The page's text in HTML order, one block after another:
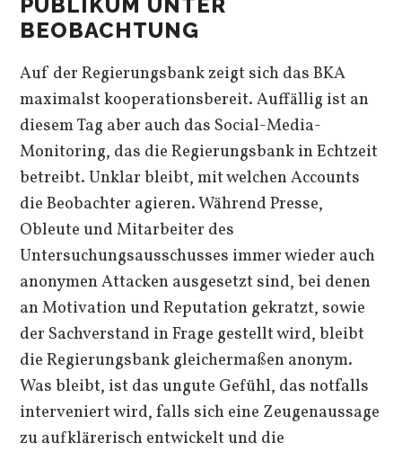
PUBLIKUM UNTER
BEOBACHTUNG
Auf der Regierungsbank zeigt sich das BKA
maximalst kooperationsbereit. Auffällig ist an
diesem Tag aber auch das Social-Media-
Monitoring, das die Regierungsbank in Echtzeit
betreibt. Unklar bleibt, mit welchen Accounts
die Beobachter agieren. Während Presse,
Obleute und Mitarbeiter des
Untersuchungsausschusses immer wieder auch
anonymen Attacken ausgesetzt sind, bei denen
an Motivation und Reputation gekratzt, sowie
der Sachverstand in Frage gestellt wird, bleibt
die Regierungsbank gleichermaßen anonym.
Was bleibt, ist das ungute Gefühl, das notfalls
interveniert wird, falls sich eine Zeugenaussage
zu aufklärerisch entwickelt und die